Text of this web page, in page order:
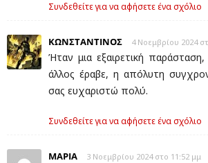
Συνδεθείτε για να αφήσετε ένα σχόλιο
ΚΩΝΣΤΑΝΤΙΝΟΣ 4 Νοεμβρίου 2024
Ήταν μια εξαιρετική
άλλος έραβε, η απόλυτη
σας ευχαριστώ πολύ.
Συνδεθείτε για να αφήσετε ένα σχόλιο
ΜΑΡΙΑ 3 Νοεμβρίου 2024 στο 11:52 μμ